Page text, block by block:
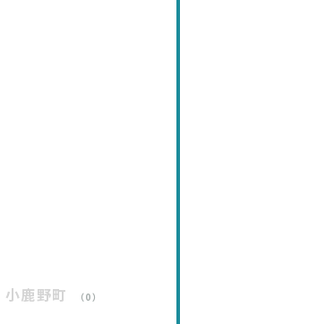
小鹿野町 （0）